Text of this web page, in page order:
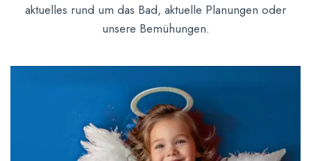
aktuelles rund um das Bad, aktuelle Planungen oder
unsere Bemühungen.